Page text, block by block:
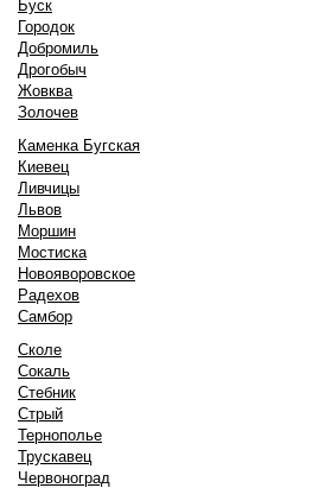
Буск
Городок
Добромиль
Дрогобыч
Жовква
Золочев
Каменка Бугская
Киевец
Ливчицы
Львов
Моршин
Мостиска
Новояворовское
Радехов
Самбор
Сколе
Сокаль
Стебник
Стрый
Тернополье
Трускавец
Червоноград